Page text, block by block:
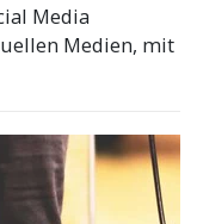
Media
Medien, mit